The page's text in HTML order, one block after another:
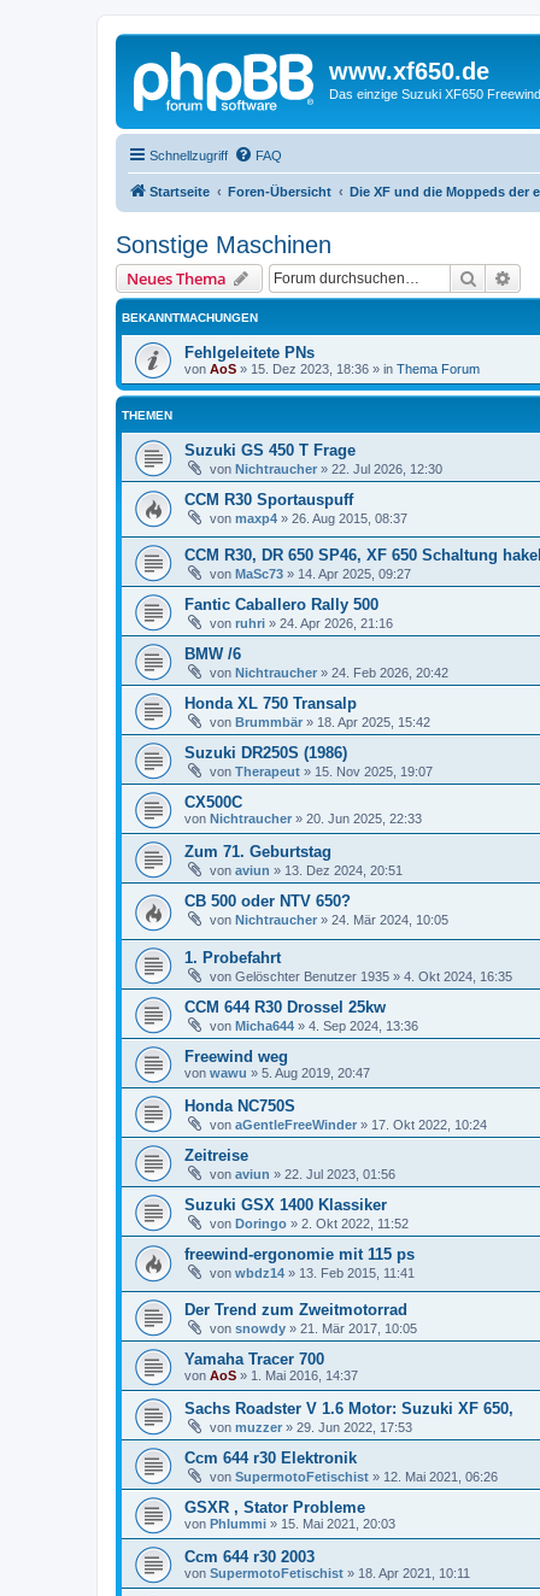
www.xf650.de
Das einzige Suzuki XF650
Schnellzugriff FAQ
Startseite Foren-Übersicht Die XF und die Moppeds der
Sonstige Maschinen
Neues Thema Suche
BEKANNTMACHUNGEN
Fehlgeleitete PNs
von AoS » 15. Dez 2023, 18:36 » in Thema Forum
THEMEN
Suzuki GS 450 T Frage
von Nichtraucher » 22. Jul 2026, 12:30
CCM R30 Sportauspuff
von maxp4 » 26. Aug 2015, 08:37
CCM R30, DR 650 SP46, XF 650 Schaltung
von MaSc73 » 14. Apr 2025, 09:27
Fantic Caballero Rally 500
von ruhri » 24. Apr 2026, 21:16
BMW /6
von Nichtraucher » 24. Feb 2026, 20:42
Honda XL 750 Transalp
von Brummbär » 18. Apr 2025, 15:42
Suzuki DR250S (1986)
von Therapeut » 15. Nov 2025, 19:07
CX500C
von Nichtraucher » 20. Jun 2025, 22:33
Zum 71. Geburtstag
von aviun » 13. Dez 2024, 20:51
CB 500 oder NTV 650?
von Nichtraucher » 24. Mär 2024, 10:05
1. Probefahrt
von Gelöschter Benutzer 1935 » 4. Okt 2024, 16:35
CCM 644 R30 Drossel 25kw
von Micha644 » 4. Sep 2024, 13:36
Freewind weg
von wawu » 5. Aug 2019, 20:47
Honda NC750S
von aGentleFreeWinder » 17. Okt 2022, 10:24
Zeitreise
von aviun » 22. Jul 2023, 01:56
Suzuki GSX 1400 Klassiker
von Doringo » 2. Okt 2022, 11:52
freewind-ergonomie mit 115 ps
von wbdz14 » 13. Feb 2015, 11:41
Der Trend zum Zweitmotorrad
von snowdy » 21. Mär 2017, 10:05
Yamaha Tracer 700
von AoS » 1. Mai 2016, 14:37
Sachs Roadster V 1.6 Motor: Suzuki XF 650,
von muzzer » 29. Jun 2022, 17:53
Ccm 644 r30 Elektronik
von SupermotoFetischist » 12. Mai 2021, 06:26
GSXR , Stator Probleme
von Phlummi » 15. Mai 2021, 20:03
Ccm 644 r30 2003
von SupermotoFetischist » 18. Apr 2021, 10:11